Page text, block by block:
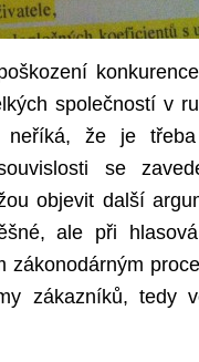
společností v
neříká, že je
se
objevit další
ale při
zákonodárným
zákazníků, tedy